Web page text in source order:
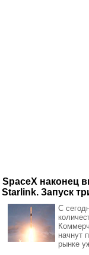
SpaceX наконец
Starlink. Запуск
С
начнут
рынке